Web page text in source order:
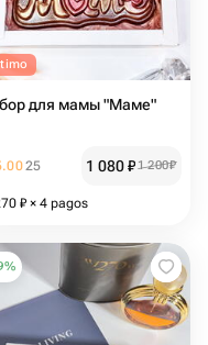
для мамы "Маме"
25 1 080₽1 200₽
₽ × 4 pagos
%